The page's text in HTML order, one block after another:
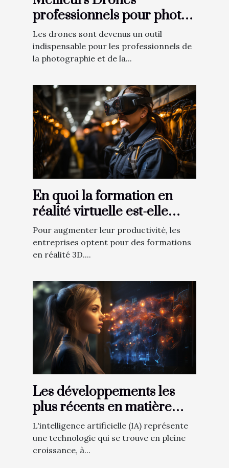
professionnels pour photo
& vidéo
Les drones sont devenus un outil
indispensable pour les professionnels de
la photographie et de la...
En quoi la formation en
réalité virtuelle est-elle
utile aux entreprises ?
Pour augmenter leur productivité, les
entreprises optent pour des formations
en réalité 3D....
Les développements les
plus récents en matière
d'IA.
L'intelligence artificielle (IA) représente
une technologie qui se trouve en pleine
croissance, à...